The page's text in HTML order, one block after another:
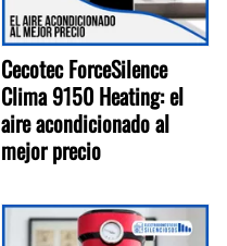
Cecotec ForceSilence
Clima 9150 Heating: el
aire acondicionado al
mejor precio